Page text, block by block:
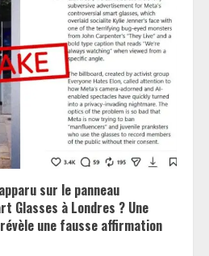
sur le panneau
Glasses à Londres ? Une
une fausse affirmation